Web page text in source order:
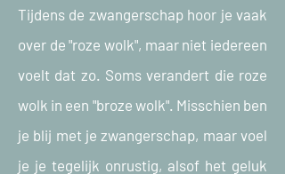
Tijdens de zwangerschap hoor je vaak
over de "roze wolk", maar niet iedereen
voelt dat zo. Soms verandert die roze
wolk in een "broze wolk". Misschien ben
je blij met je zwangerschap, maar voel
je je tegelijk onrustig, alsof het geluk